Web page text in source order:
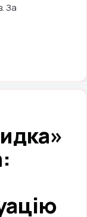
За